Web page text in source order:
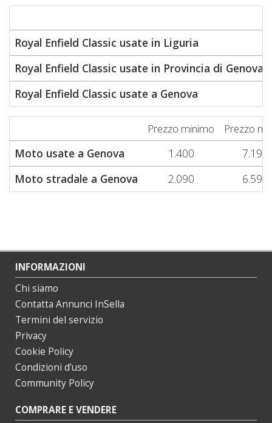
Royal Enfield Classic usate in Liguria
Royal Enfield Classic usate in Provincia di Genova
Royal Enfield Classic usate a Genova
Prezzo minimo Prezzo
Moto usate a Genova 1.400
7.190
Moto stradale a Genova
2.090 6.590
INFORMAZIONI
Chi siamo
Contatta Annunci InSella
Termini del servizio
Privacy
Cookie Policy
Condizioni d’uso
Community Policy
COMPRARE E VENDERE